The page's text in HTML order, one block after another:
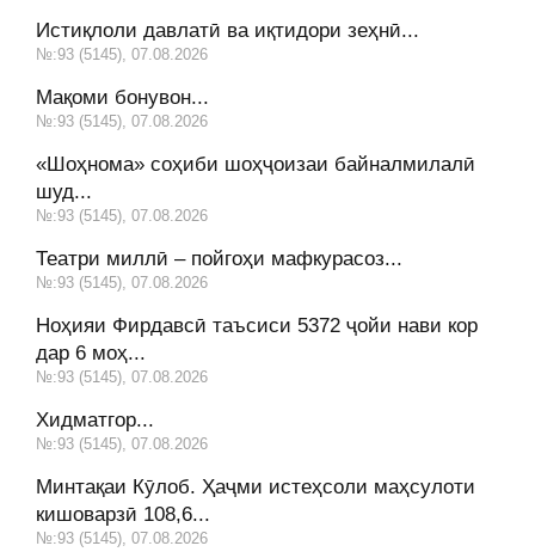
Истиқлоли давлатӣ ва иқтидори зеҳнӣ...
№:93 (5145), 07.08.2026
Мақоми бонувон...
№:93 (5145), 07.08.2026
«Шоҳнома» соҳиби шоҳҷоизаи байналмилалӣ
шуд...
№:93 (5145), 07.08.2026
Театри миллӣ – пойгоҳи мафкурасоз...
№:93 (5145), 07.08.2026
Ноҳияи Фирдавсӣ таъсиси 5372 ҷойи нави кор
дар 6 моҳ...
№:93 (5145), 07.08.2026
Хидматгор...
№:93 (5145), 07.08.2026
Минтақаи Кӯлоб. Ҳаҷми истеҳсоли маҳсулоти
кишоварзӣ 108,6...
№:93 (5145), 07.08.2026